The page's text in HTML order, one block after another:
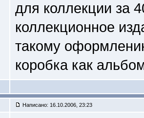
для коллекции за
коллекционное
такому
коробка как
Написано: 16.10.2006, 23:23